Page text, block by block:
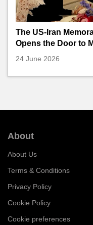
The US-Iran
Opens the Door to
24 June 2026
About
About Us
Terms & Conditions
Privacy Policy
Cookie Policy
Cookie preferences